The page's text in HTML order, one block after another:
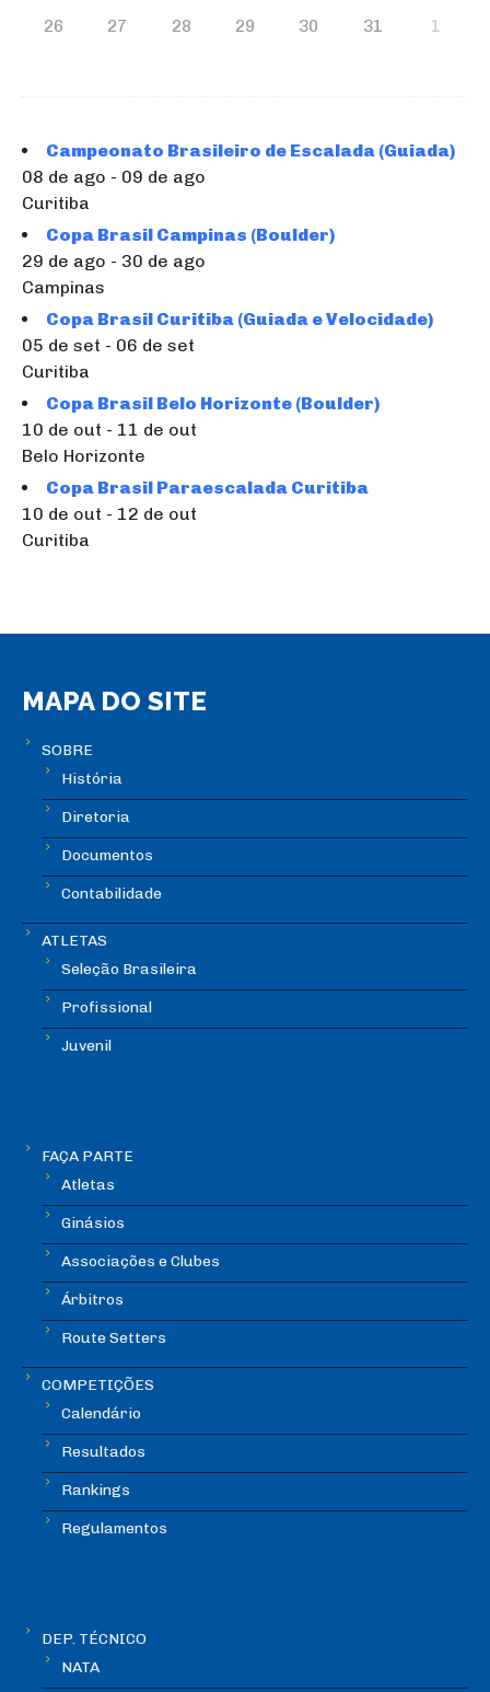
26 27 28 29 30 31 1
Campeonato Brasileiro de Escalada (Guiada)
08 de ago - 09 de ago
Curitiba
Copa Brasil Campinas (Boulder)
29 de ago - 30 de ago
Campinas
Copa Brasil Curitiba (Guiada e Velocidade)
05 de set - 06 de set
Curitiba
Copa Brasil Belo Horizonte (Boulder)
10 de out - 11 de out
Belo Horizonte
Copa Brasil Paraescalada Curitiba
10 de out - 12 de out
Curitiba
MAPA DO SITE
SOBRE
História
Diretoria
Documentos
Contabilidade
ATLETAS
Seleção Brasileira
Profissional
Juvenil
FAÇA PARTE
Atletas
Ginásios
Associações e Clubes
Árbitros
Route Setters
COMPETIÇÕES
Calendário
Resultados
Rankings
Regulamentos
DEP. TÉCNICO
NATA